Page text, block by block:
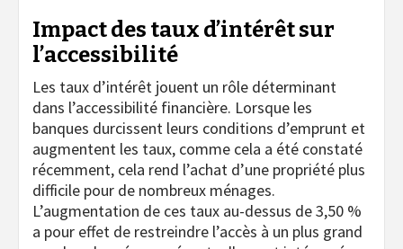
Impact des taux d’intérêt sur
l’accessibilité
Les taux d’intérêt jouent un rôle déterminant
dans l’accessibilité financière. Lorsque les
banques durcissent leurs conditions d’emprunt et
augmentent les taux, comme cela a été constaté
récemment, cela rend l’achat d’une propriété plus
difficile pour de nombreux ménages.
L’augmentation de ces taux au-dessus de 3,50 %
a pour effet de restreindre l’accès à un plus grand